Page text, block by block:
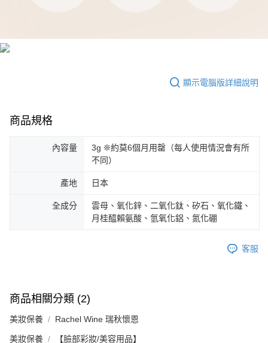
顯示電腦版詳細說明
商品規格
內容量
3g ❊約莫6個月用罄（每人使用情況會有所
不同）
產地 日本
全成分
雲母、氧化鋅、二氧化鈦、矽石、氧化鐵、
月桂醯賴氨酸、氫氧化鋁、氮化硼
客服
商品相關分類 (2)
美妝保養 Rachel Wine 瑞秋懷恩
美妝保養 【臉部彩妝/美容用品】